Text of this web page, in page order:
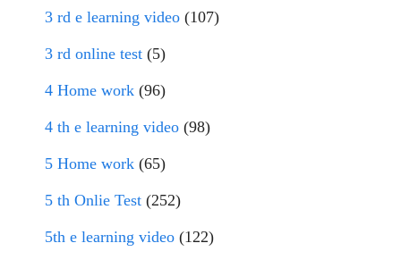
3 rd e learning video (107)
3 rd online test (5)
4 Home work (96)
4 th e learning video (98)
5 Home work (65)
5 th Onlie Test (252)
5th e learning video (122)